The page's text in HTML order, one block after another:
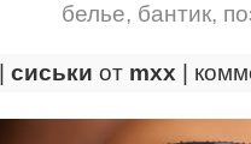
белье, бантик,
сиськи от mxx